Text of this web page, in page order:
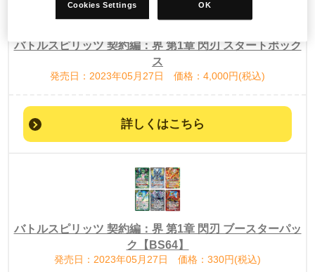
バトルスピリッツ 契約編：界 第1章 閃刃 スタートボック
ス
発売日：2023年05月27日 価格：4,000円(税込)
詳しくはこちら
バトルスピリッツ 契約編：界 第1章 閃刃 ブースターパッ
ク【BS64】
発売日：2023年05月27日 価格：330円(税込)
Cookies Settings OK